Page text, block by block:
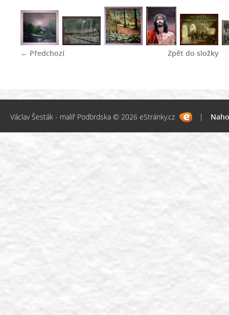
← Předchozí Zpět do složky
Václav Šesták - malíř Podbrdska © 2026 eStránky.cz |